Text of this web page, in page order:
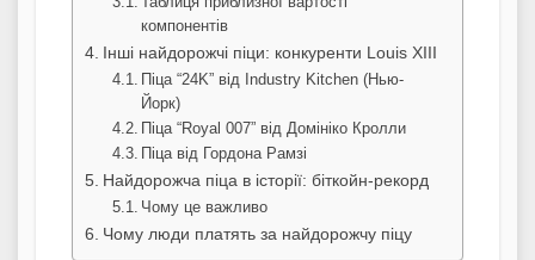
компонентів
Інші найдорожчі піци: конкуренти Louis XIII
Піца “24K” від Industry Kitchen (Нью-
Йорк)
Піца “Royal 007” від Домініко Кролли
Піца від Гордона Рамзі
Найдорожча піца в історії: біткойн-рекорд
Чому це важливо
Чому люди платять за найдорожчу піцу